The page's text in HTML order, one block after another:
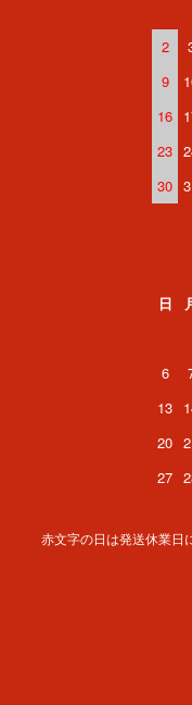
2
9
16
23
30
日
6
13
20
27
赤文字の日は発送休業日